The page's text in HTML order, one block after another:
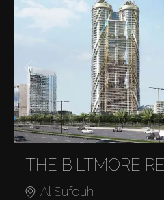
THE BILTMORE
Al Sufouh